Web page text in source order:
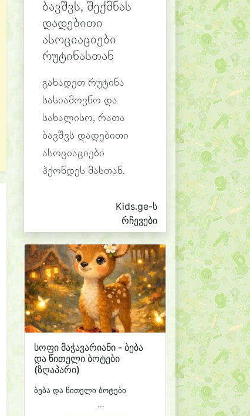
ბავშვს, შექმნას
დადებითი
ასოციაციები
რუტინასთან
გახადეთ რუტინა
სასიამოვნო და
სახალისო, რათა
ბავშვს დადებითი
ასოციაციები
ჰქონდეს მასთან.
Kids.ge-ს
რჩევები
სოფი მაჭავარიანი - ბება
და წითელი ბოტები
(ზღაპარი)
ბება და წითელი ბოტები
...